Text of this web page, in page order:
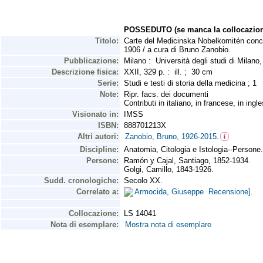
POSSEDUTO (se manca la
Titolo:
Carte del Medicinska Nobelkomitén
1906 / a cura di Bruno Zanobio.
Pubblicazione:
Milano : Università degli studi di
Descrizione fisica:
XXII, 329 p. : ill. ; 30 cm
Serie:
Studi e testi di storia della medicina ; 1
Note:
Ripr. facs. dei documenti
Contributi in italiano, in francese, in
Visionato in:
IMSS
ISBN:
888701213X
Altri autori:
Zanobio, Bruno, 1926-2015.
Discipline:
Anatomia, Citologia e Istologia--Persone.
Persone:
Ramón y Cajal, Santiago, 1852-1934.
Golgi, Camillo, 1843-1926.
Sudd. cronologiche:
Secolo XX.
Correlato a:
Armocida, Giuseppe Recensione].
Collocazione:
LS 14041
Nota di esemplare:
Mostra nota di esemplare